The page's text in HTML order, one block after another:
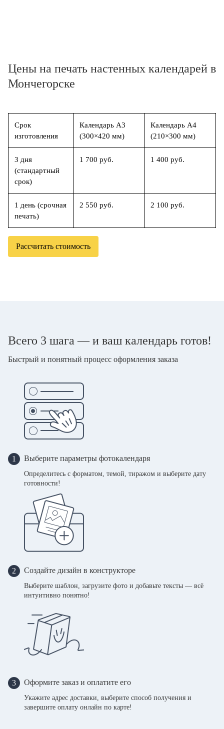
Цены на печать настенных календарей в
Мончегорске
Срок
изготовления
Календарь А3
(300×420 мм)
Календарь А4
(210×300 мм)
3 дня
(стандартный
срок)
1 700 руб. 1 400 руб.
1 день (срочная
печать)
2 550 руб. 2 100 руб.
Рассчитать стоимость
Всего 3 шага — и ваш календарь готов!
Быстрый и понятный процесс оформления заказа
1 Выберите параметры фотокалендаря
Определитесь с форматом, темой, тиражом и выберите дату
готовности!
2 Создайте дизайн в конструкторе
Выберите шаблон, загрузите фото и добавьте тексты — всё
интуитивно понятно!
3 Оформите заказ и оплатите его
Укажите адрес доставки, выберите способ получения и
завершите оплату онлайн по карте!